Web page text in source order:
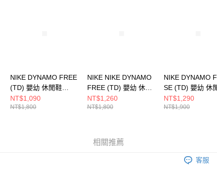
NIKE DYNAMO FREE
(TD) 嬰幼 休閒鞋
CI1188686
NT$1,090
NT$1,800
NIKE NIKE DYNAMO
FREE (TD) 嬰幼 休閒
鞋 343938100
NT$1,260
NT$1,800
NIKE DYNAMO
SE (TD) 嬰幼 休
FB7175181
NT$1,290
NT$1,900
相關推薦
客服